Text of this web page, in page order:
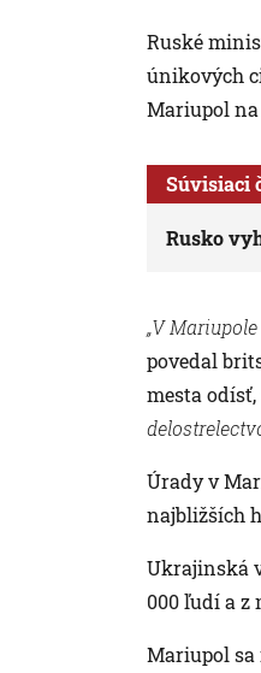
Ruské
únikových
Mariupol
Súvisiaci
Rusko
„V
povedal
mesta
Úrady v
najbližších
Ukrajinská
000 ľudí a z
Mariupol sa